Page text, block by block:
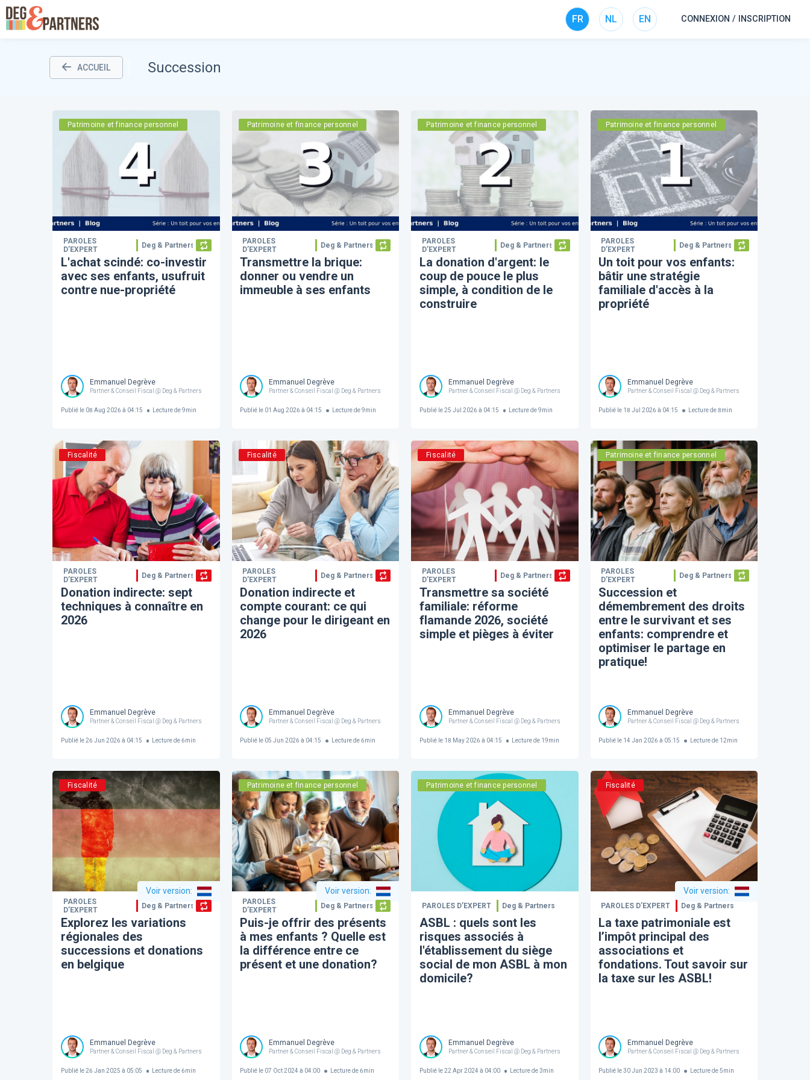
FR NL EN CONNEXION / INSCRIPTION
ACCUEIL Succession
Patrimoine et finance personnel
PAROLES
D’EXPERT
Deg & Partners
L'achat scindé: co-investir
avec ses enfants, usufruit
contre nue-propriété
Emmanuel Degrève
Partner & Conseil Fiscal @ Deg & Partners
Publié le08 Aug 2026 à 04:15 Lecture de9min
Patrimoine et finance personnel
PAROLES
D’EXPERT
Deg & Partners
Transmettre la brique:
donner ou vendre un
immeuble à ses enfants
Emmanuel Degrève
Partner & Conseil Fiscal @ Deg & Partners
Publié le 01 Aug 2026 à 04:15 Lecture de 9min
Patrimoine et finance personnel
PAROLES
D’EXPERT
Deg & Partners
La donation d'argent: le
coup de pouce le plus
simple, à condition de le
construire
Emmanuel Degrève
Partner & Conseil Fiscal @ Deg & Partners
Publié le25 Jul 2026 à 04:15 Lecture de9min
Patrimoine et finance personnel
PAROLES
D’EXPERT
Deg & Partners
Un toit pour vos enfants:
bâtir une stratégie
familiale d'accès à la
propriété
Emmanuel Degrève
Partner & Conseil Fiscal @ Deg & Partners
Publié le 18 Jul 2026 à 04:15 Lecture de 8min
Fiscalité
PAROLES
D’EXPERT
Deg & Partners
Donation indirecte: sept
techniques à connaître en
2026
Emmanuel Degrève
Partner & Conseil Fiscal @ Deg & Partners
Publié le26 Jun 2026 à 04:15 Lecture de6min
Fiscalité
PAROLES
D’EXPERT
Deg & Partners
Donation indirecte et
compte courant: ce qui
change pour le dirigeant en
2026
Emmanuel Degrève
Partner & Conseil Fiscal @ Deg & Partners
Publié le 05 Jun 2026 à 04:15 Lecture de 6min
Fiscalité
PAROLES
D’EXPERT
Deg & Partners
Transmettre sa société
familiale: réforme
flamande 2026, société
simple et pièges à éviter
Emmanuel Degrève
Partner & Conseil Fiscal @ Deg & Partners
Publié le18 May 2026 à 04:15 Lecture de 19min
Patrimoine et finance personnel
PAROLES
D’EXPERT
Deg & Partners
Succession et
démembrement des droits
entre le survivant et ses
enfants: comprendre et
optimiser le partage en
pratique!
Emmanuel Degrève
Partner & Conseil Fiscal @ Deg & Partners
Publié le 14 Jan 2026 à 05:15 Lecture de 12min
Fiscalité
Voir version:
PAROLES
D’EXPERT
Deg & Partners
Explorez les variations
régionales des
successions et donations
en belgique
Emmanuel Degrève
Partner & Conseil Fiscal @ Deg & Partners
Publié le26 Jan 2025 à 05:05 Lecture de6min
Patrimoine et finance personnel
Voir version:
PAROLES
D’EXPERT
Deg & Partners
Puis-je offrir des présents
à mes enfants ? Quelle est
la différence entre ce
présent et une donation?
Emmanuel Degrève
Partner & Conseil Fiscal @ Deg & Partners
Publié le 07 Oct 2024 à 04:00 Lecture de 6min
Patrimoine et finance personnel
PAROLES D’EXPERT Deg & Partners
ASBL : quels sont les
risques associés à
l'établissement du siège
social de mon ASBL à mon
domicile?
Emmanuel Degrève
Partner & Conseil Fiscal @ Deg & Partners
Publié le22 Apr 2024 à 04:00 Lecture de3min
Fiscalité
Voir version:
PAROLES D’EXPERT Deg & Partners
La taxe patrimoniale est
l’impôt principal des
associations et
fondations. Tout savoir sur
la taxe sur les ASBL!
Emmanuel Degrève
Partner & Conseil Fiscal @ Deg & Partners
Publié le30 Jun 2023 à 14:00 Lecture de 5min